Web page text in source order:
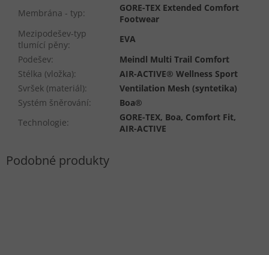
Membrána - typ:
GORE-TEX Extended Comfort
Footwear
Mezipodešev-typ
tlumící pěny:
EVA
Podešev:
Meindl Multi Trail Comfort
Stélka (vložka):
AIR-ACTIVE® Wellness Sport
Svršek (materiál):
Ventilation Mesh (syntetika)
Systém šněrování:
Boa®
Technologie:
GORE-TEX, Boa, Comfort Fit,
AIR-ACTIVE